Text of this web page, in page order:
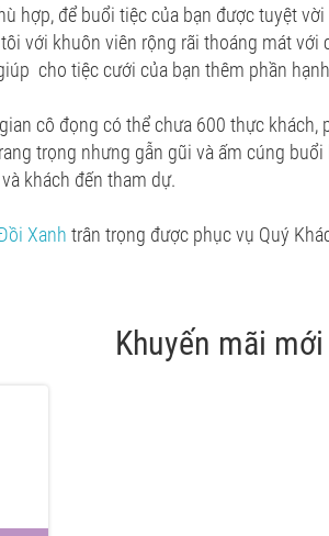
hợp, để buổi tiệc của bạn được tuyệt
với khuôn viên rộng rãi thoáng mát
cho tiệc cưới của bạn thêm phần
cô đọng có thể chưa 600 thực khách,
trọng nhưng gẫn gũi và ấm cúng
khách đến tham dự.
Xanh trân trọng được phục vụ Quý
Khuyến mãi